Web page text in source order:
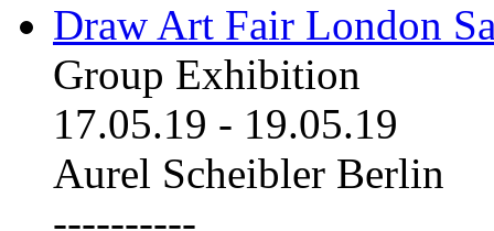
Draw Art Fair London
Group Exhibition
17.05.19 - 19.05.19
Aurel Scheibler Berlin